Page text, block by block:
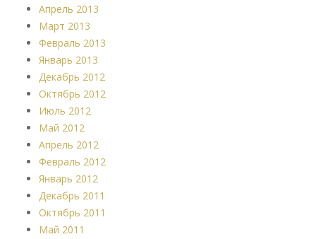
Апрель 2013
Март 2013
Февраль 2013
Январь 2013
Декабрь 2012
Октябрь 2012
Июль 2012
Май 2012
Апрель 2012
Февраль 2012
Январь 2012
Декабрь 2011
Октябрь 2011
Май 2011